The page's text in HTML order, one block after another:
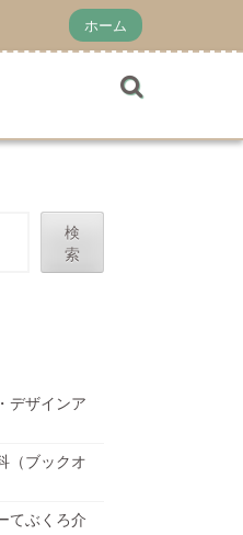
ホーム
検
索
デザインア
（ブックオ
てぶくろ介